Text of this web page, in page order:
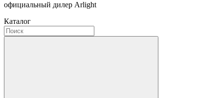
официальный дилер Arlight
Каталог